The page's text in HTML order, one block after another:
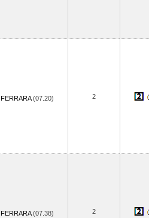
FERRARA(07.20) 2
FERRARA(07.38) 2